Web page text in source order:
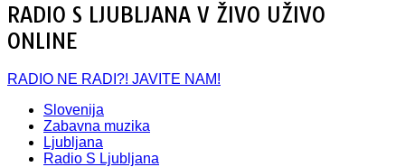
RADIO S LJUBLJANA V ŽIVO UŽIVO
ONLINE
RADIO NE RADI?! JAVITE NAM!
Slovenija
Zabavna muzika
Ljubljana
Radio S Ljubljana